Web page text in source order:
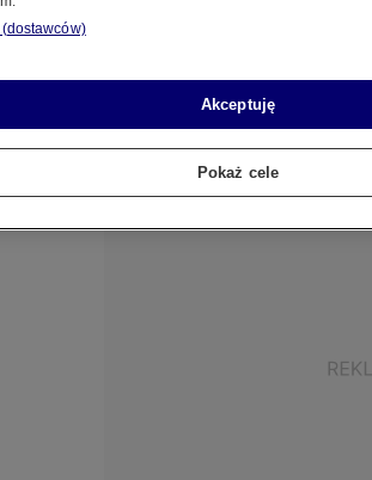
nieco ponad
w 2016 roku Hillary Clinton
sondażowo nad Trumpem, to
jest większa niż Clinton.
Akceptuję
Pokaż cele